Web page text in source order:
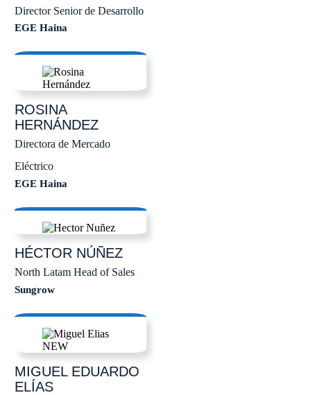
Director Senior de Desarrollo
EGE Haina
ROSINA
HERNÁNDEZ
Directora de Mercado
Eléctrico
EGE Haina
HÉCTOR NÚÑEZ
North Latam Head of Sales
Sungrow
MIGUEL EDUARDO
ELÍAS